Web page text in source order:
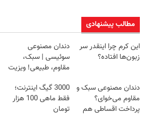
مطالب پیشنهادی
این کرم چرا اینقدر سر
زبون‌ها افتاده؟
دندان مصنوعی
سوئیسی | سبک،
مقاوم، طبیعی! ویزیت
اقساطی😍
دندان مصنوعی سبک و
مقاوم می‌خوای؟
پرداخت اقساطی هم
3000 گیگ اینترنت؛
فقط ماهی 100 هزار
تومان